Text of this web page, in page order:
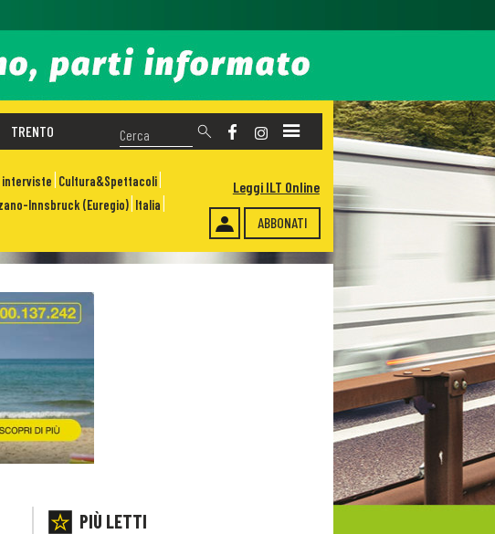
TRENTO
interviste Cultura&Spettacoli
Innsbruck (Euregio) Italia
ABBONATI
Leggi ILT Online
PIÙ LETTI